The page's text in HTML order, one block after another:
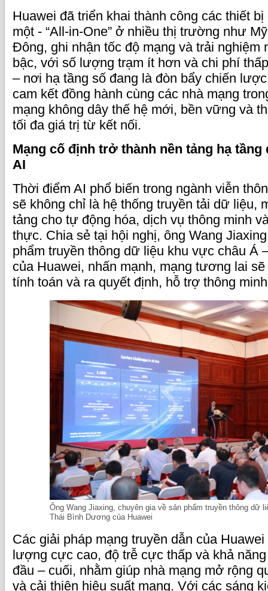
Huawei đã triển khai thành công các thiết
một - “All-in-One” ở nhiều thị trường như
Đông, ghi nhận tốc độ mạng và trải
bậc, với số lượng trạm ít hơn và chi phí
– nơi hạ tầng số đang là đòn bẩy chiến
cam kết đồng hành cùng các nhà mạng
mạng không dây thế hệ mới, bền vững và
tối đa giá trị từ kết nối.
Mạng cố định trở thành nền tảng hạ tầng
AI
Thời điểm AI phổ biến trong ngành viễn
sẽ không chỉ là hệ thống truyền tải dữ liệu,
tảng cho tự động hóa, dịch vụ thông minh
thực. Chia sẻ tại hội nghị, ông Wang
phẩm truyền thông dữ liệu khu vực châu Á
của Huawei, nhấn mạnh, mạng tương lai
tính toán và ra quyết định, hỗ trợ thông
Ông Wang Jiaxing, chuyên gia về sản phẩm truyền thông dữ
Thái Bình Dương của Huawei
Các giải pháp mạng truyền dẫn của
lượng cực cao, độ trễ cực thấp và khả
đầu – cuối, nhằm giúp nhà mạng mở rộng
và cải thiện hiệu suất mạng. Với các sáng